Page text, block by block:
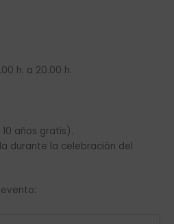
h. a 20.00 h.
años gratis).
durante la celebración del